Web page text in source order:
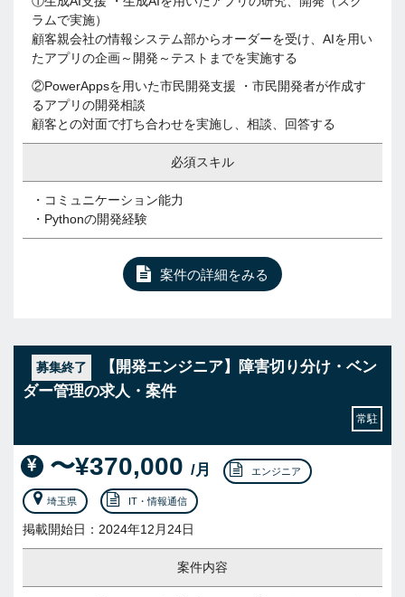
ラムで実施）
顧客親会社の情報システム部からオーダーを受け、AIを用い
たアプリの企画～開発～テストまでを実施する
②PowerAppsを用いた市民開発支援 ・市民開発者が作成す
るアプリの開発相談
顧客との対面で打ち合わせを実施し、相談、回答する
必須スキル
・コミュニケーション能力
・Pythonの開発経験
案件の詳細をみる
募集終了
【開発エンジニア】障害切り分け・ベン
ダー管理の求人・案件
常駐
〜¥370,000 /月 エンジニア
埼玉県 IT・情報通信
掲載開始日：2024年12月24日
案件内容